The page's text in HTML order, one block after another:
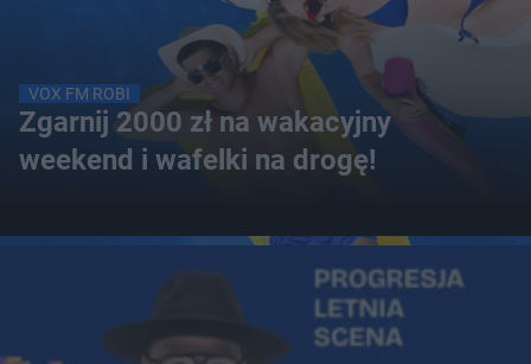
VOX FM ROBI
Zgarnij 2000 zł na wakacyjny
weekend i wafelki na drogę!